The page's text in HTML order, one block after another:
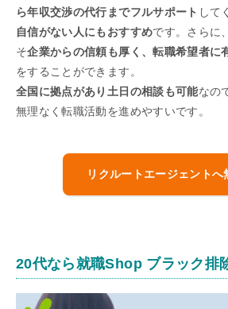
ら年収交渉の代行までフルサポート して
自信がない人にもおすすめです。さらに
そ企業からの信頼も厚く、転職希望者に
をすることができます。
全国に拠点があり土日の相談も可能なの
無理なく転職活動を進めやすいです。
リクルートエージェントへ
20代なら就職Shop ブラック排